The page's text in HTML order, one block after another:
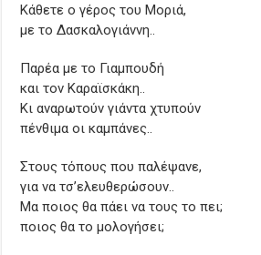
Κάθετε ο γέρος του Μοριά,
με το Δασκαλογιάννη..
Παρέα με το Γιαμπουδή
και τον Καραϊσκάκη..
Κι αναρωτούν γιάντα χτυπούν
πένθιμα οι καμπάνες..
Στους τόπους που παλέψανε,
για να τσ’ελευθερώσουν..
Μα ποιος θα πάει να τους το πει;
ποιος θα το μολογήσει;